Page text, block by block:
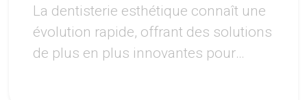
La dentisterie esthétique connaît une
évolution rapide, offrant des solutions
de plus en plus innovantes pour